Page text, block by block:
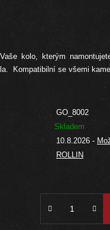
kolo, kterým
Kompatibilní se všemi
GO_8002
Skladem
10.8.2026 -
ROLLIN